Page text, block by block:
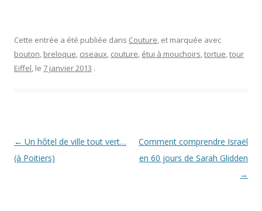
Cette entrée a été publiée dans Couture, et marquée avec
bouton, breloque, ciseaux, couture, étui à mouchoirs,tortue,tour
Eiffel, le 7 janvier 2013 .
Navigation
des
← Un hôtel de ville tout vert…
(à Poitiers)
Comment comprendre Israël
en 60 jours de Sarah Glidden
→